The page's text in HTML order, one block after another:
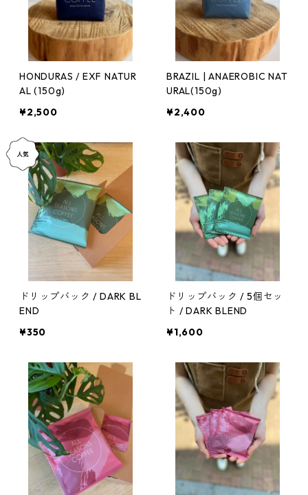
HONDURAS / EXF NATUR
AL (150g)
¥2,500
BRAZIL | ANAEROBIC NAT
URAL(150g)
¥2,400
ドリップバック / DARK BL
END
¥350
ドリップバック / 5個セッ
ト / DARK BLEND
¥1,600